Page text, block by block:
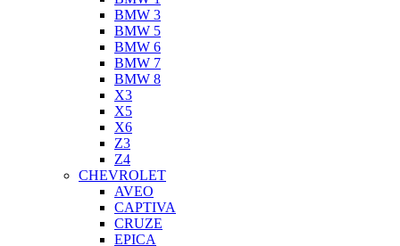
BMW 3
BMW 5
BMW 6
BMW 7
BMW 8
X3
X5
X6
Z3
Z4
CHEVROLET
AVEO
CAPTIVA
CRUZE
EPICA